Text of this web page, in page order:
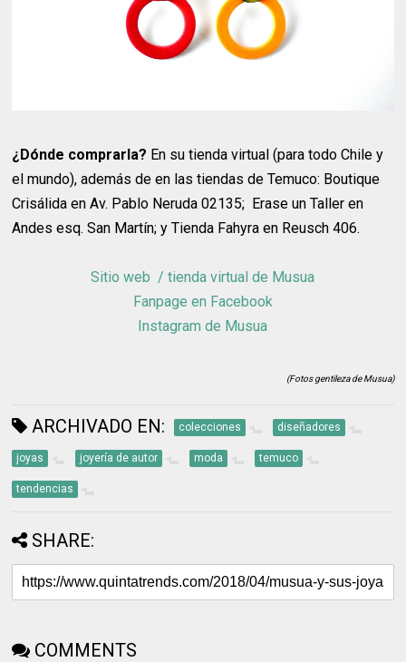
¿Dónde comprarla? En su tienda virtual (para todo Chile y
el mundo), además de en las tiendas de Temuco: Boutique
Crisálida en Av. Pablo Neruda 02135; Erase un Taller en
Andes esq. San Martín; y Tienda Fahyra en Reusch 406.
Sitio web / tienda virtual de Musua
Fanpage en Facebook
Instagram de Musua
(Fotos gentileza de Musua)
ARCHIVADO EN: colecciones diseñadores
joyas joyería de autor moda temuco
tendencias
SHARE:
COMMENTS